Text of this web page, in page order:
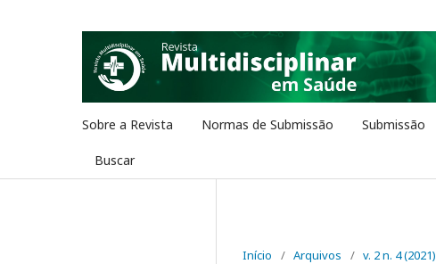
Sobre a Revista Normas de Submissão Submissão
Buscar
Início / Arquivos / v. 2 n. 4 (2021)